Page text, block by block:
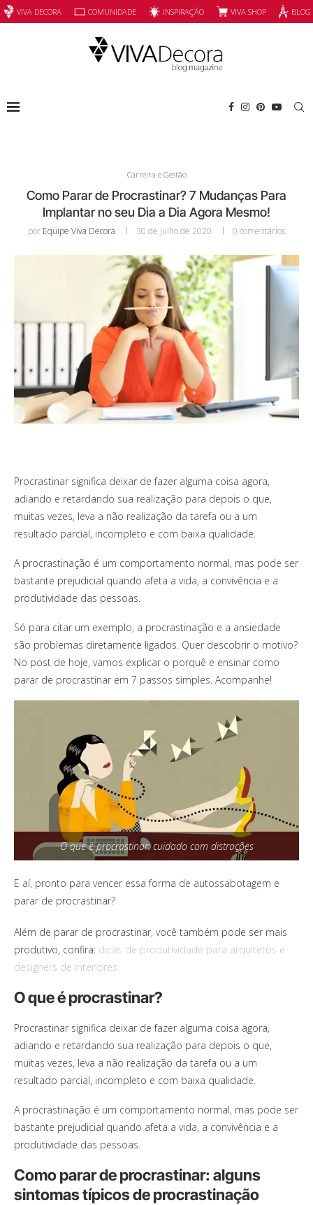
VIVA DECORA COMUNIDADE INSPIRAÇÃO VIVA SHOP
Carreira e Gestão
Como Parar de Procrastinar? 7 Mudanças Para
Implantar no seu Dia a Dia Agora Mesmo!
por Equipe Viva Decora 30 de julho de 2020 0 comentários
Procrastinar significa deixar de fazer alguma coisa agora,
adiando e retardando sua realização para depois o que,
muitas vezes, leva a não realização da tarefa ou a um
resultado parcial, incompleto e com baixa qualidade.
A procrastinação é um comportamento normal, mas pode ser
bastante prejudicial quando afeta a vida, a convivência e a
produtividade das pessoas.
Só para citar um exemplo, a procrastinação e a ansiedade
são problemas diretamente ligados. Quer descobrir o motivo?
No post de hoje, vamos explicar o porquê e ensinar como
parar de procrastinar em 7 passos simples. Acompanhe!
O que é procrastinar: cuidado com distrações
E aí, pronto para vencer essa forma de autossabotagem e
parar de procrastinar?
Além de parar de procrastinar, você também pode ser mais
produtivo, confira: dicas de produtividade para arquitetos e
designers de interiores
O que é procrastinar?
Procrastinar significa deixar de fazer alguma coisa agora,
adiando e retardando sua realização para depois o que,
muitas vezes, leva a não realização da tarefa ou a um
resultado parcial, incompleto e com baixa qualidade.
A procrastinação é um comportamento normal, mas pode ser
bastante prejudicial quando afeta a vida, a convivência e a
produtividade das pessoas.
Como parar de procrastinar: alguns
sintomas típicos de procrastinação